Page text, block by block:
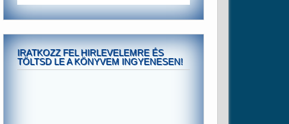
IRATKOZZ FEL HIRLEVELEMRE ÉS
TÖLTSD LE A KÖNYVEM INGYENESEN!